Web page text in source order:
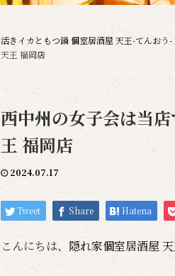
活きイカともつ鍋 個室居酒屋 天王-てんおう-
天王 福岡店
西中州の女子会は当
王 福岡店
2024.07.17
Tweet Share Hatena
こんにちは、 隠れ家個室居酒屋